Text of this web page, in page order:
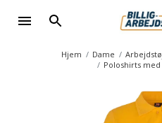
Hjem Dame
Poloshirts